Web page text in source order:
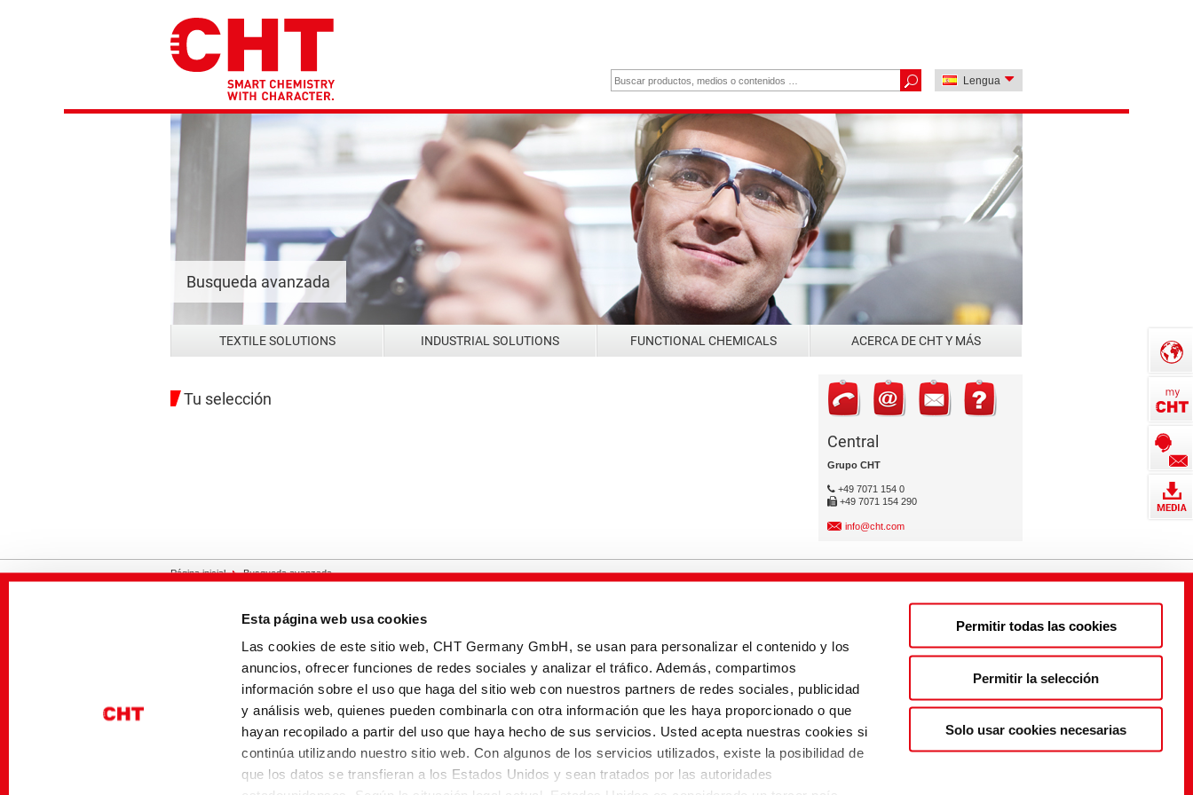
Esta página web usa cookies
Las cookies de este sitio web, CHT Germany GmbH, se usan para personalizar el contenido y los
anuncios, ofrecer funciones de redes sociales y analizar el tráfico. Además, compartimos
información sobre el uso que haga del sitio web con nuestros partners de redes sociales, publicidad
y análisis web, quienes pueden combinarla con otra información que les haya proporcionado o que
hayan recopilado a partir del uso que haya hecho de sus servicios. Usted acepta nuestras cookies si
continúa utilizando nuestro sitio web. Con algunos de los servicios utilizados, existe la posibilidad de
que los datos se transfieran a los Estados Unidos y sean tratados por las autoridades
Permitir todas las cookies
Permitir la selección
Solo usar cookies necesarias
Lengua
Busqueda avanzada
TEXTILE SOLUTIONS INDUSTRIAL SOLUTIONS FUNCTIONAL CHEMICALS ACERCA DE CHT Y MÁS
Tu selección
Central
Grupo CHT
+49 7071 154 0
+49 7071 154 290
info@cht.com
Página inicial Busqueda avanzada
Impresión Privacidad Mapa de la web